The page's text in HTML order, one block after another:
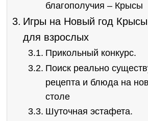
благополучия – Крысы
Игры на Новый год
для взрослых
Прикольный конкурс.
Поиск реально
рецепта и блюда на
столе
Шуточная эстафета.